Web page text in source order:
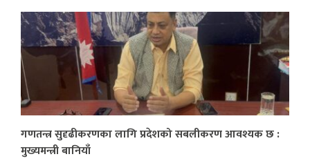
गणतन्त्र सुदृढीकरणका लागि प्रदेशको सबलीकरण आवश्यक छ :
मुख्यमन्त्री बानियाँ